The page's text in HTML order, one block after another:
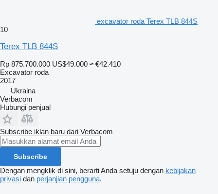
excavator roda Terex TLB 844S
10
Terex TLB 844S
Rp 875.700.000 US$49.000 ≈ €42.410
Excavator roda
2017
Ukraina
Verbacom
Hubungi penjual
Subscribe iklan baru dari Verbacom
Subscribe
Dengan mengklik di sini, berarti Anda setuju dengan kebijakan
privasi dan perjanjian pengguna.